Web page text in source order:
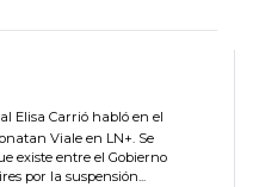
Elisa Carrió habló en el
Viale en LN+. Se
existe entre el Gobierno
por la suspensión...